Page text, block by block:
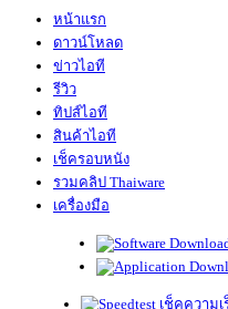
หน้าแรก
ดาวน์โหลด
ข่าวไอที
รีวิว
ทิปส์ไอที
สินค้าไอที
เช็ครอบหนัง
รวมคลิป Thaiware
เครื่องมือ
เช็คความเ